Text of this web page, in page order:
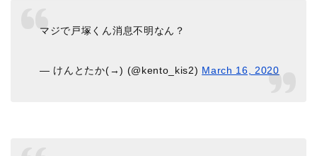
マジで戸塚くん消息不明なん？
— けんとたか(→) (@kento_kis2) March 16, 2020